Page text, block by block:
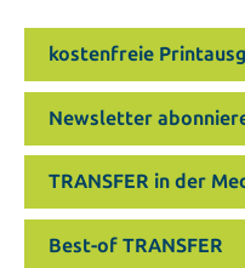
kostenfreie
Newsletter
TRANSFER in der
Best-of TRANSFER